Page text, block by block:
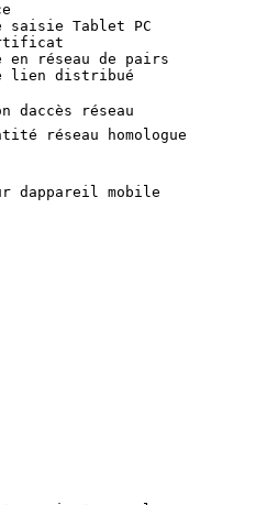
saisie Tablet PC
en réseau de pairs
lien distribué
réseau
réseau homologue
dappareil mobile